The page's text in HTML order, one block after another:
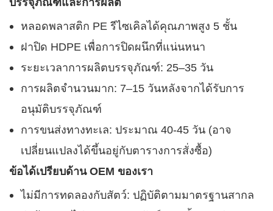
หลอดพลาสติก PE รีไซเคิลได้คุณภาพสูง 5 ชั้น
ฝาปิด HDPE เพื่อการปิดผนึกที่แน่นหนา
ระยะเวลาการผลิตบรรจุภัณฑ์: 25–35 วัน
การผลิตจำนวนมาก: 7–15 วันหลังจากได้รับการ
อนุมัติบรรจุภัณฑ์
การขนส่งทางทะเล: ประมาณ 40-45 วัน (อาจ
เปลี่ยนแปลงได้ขึ้นอยู่กับตารางการสั่งซื้อ)
ข้อได้เปรียบด้าน OEM ของเรา
ไม่มีการทดลองกับสัตว์: ปฏิบัติตามมาตรฐานสากล